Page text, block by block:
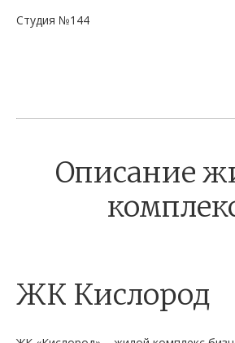
Студия №144
Описание
ЖК Кислород